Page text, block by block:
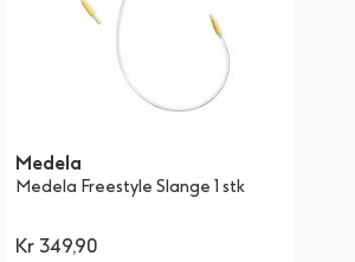
Medela
Medela Freestyle Slange 1 stk
Kr 349,90